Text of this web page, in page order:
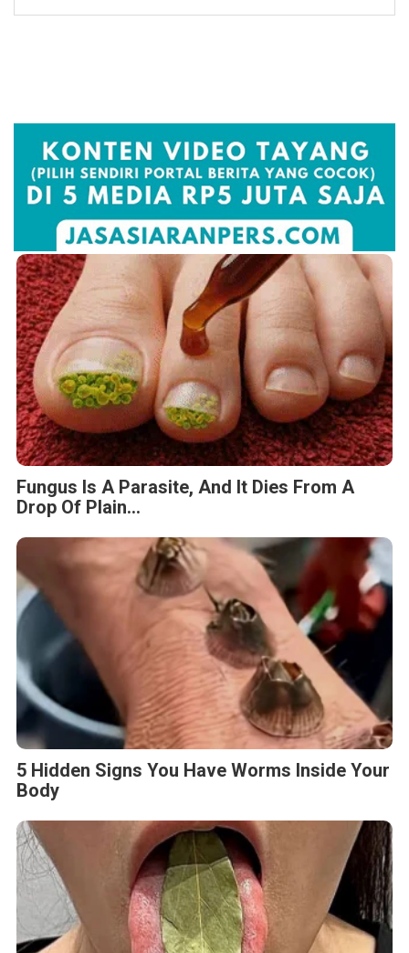
Fungus Is A Parasite, And It Dies From A
Drop Of Plain...
5 Hidden Signs You Have Worms Inside Your
Body